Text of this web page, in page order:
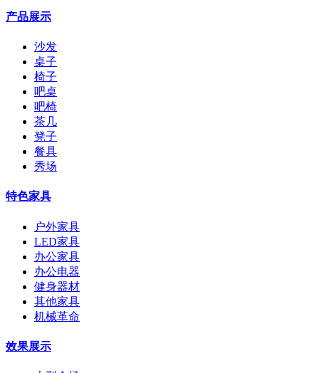
产品展示
沙发
桌子
椅子
吧桌
吧椅
茶几
凳子
餐具
秀场
特色家具
户外家具
LED家具
办公家具
办公电器
健身器材
其他家具
机械革命
效果展示